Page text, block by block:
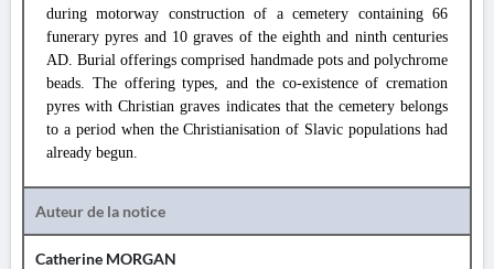
during motorway construction of a cemetery containing 66
funerary pyres and 10 graves of the eighth and ninth centuries
AD. Burial offerings comprised handmade pots and polychrome
beads. The offering types, and the co-existence of cremation
pyres with Christian graves indicates that the cemetery belongs
to a period when the Christianisation of Slavic populations had
already begun.
Auteur de la notice
Catherine MORGAN